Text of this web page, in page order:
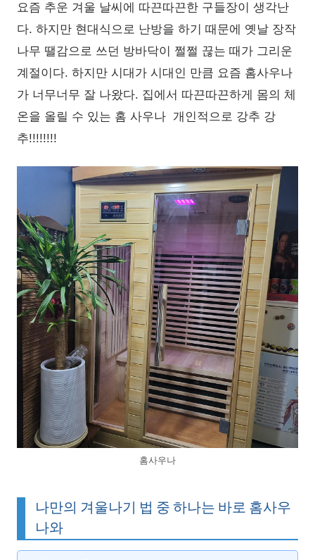
요즘 추운 겨울 날씨에 따끈따끈한 구들장이 생각난
다. 하지만 현대식으로 난방을 하기 때문에 옛날 장작
나무 땔감으로 쓰던 방바닥이 쩔쩔 끊는 때가 그리운
계절이다. 하지만 시대가 시대인 만큼 요즘 홈사우나
가 너무너무 잘 나왔다. 집에서 따끈따끈하게 몸의 체
온을 올릴 수 있는 홈 사우나 개인적으로 강추 강
추!!!!!!!!
홈사우나
나만의 겨울나기 법 중 하나는 바로 홈사우
나와